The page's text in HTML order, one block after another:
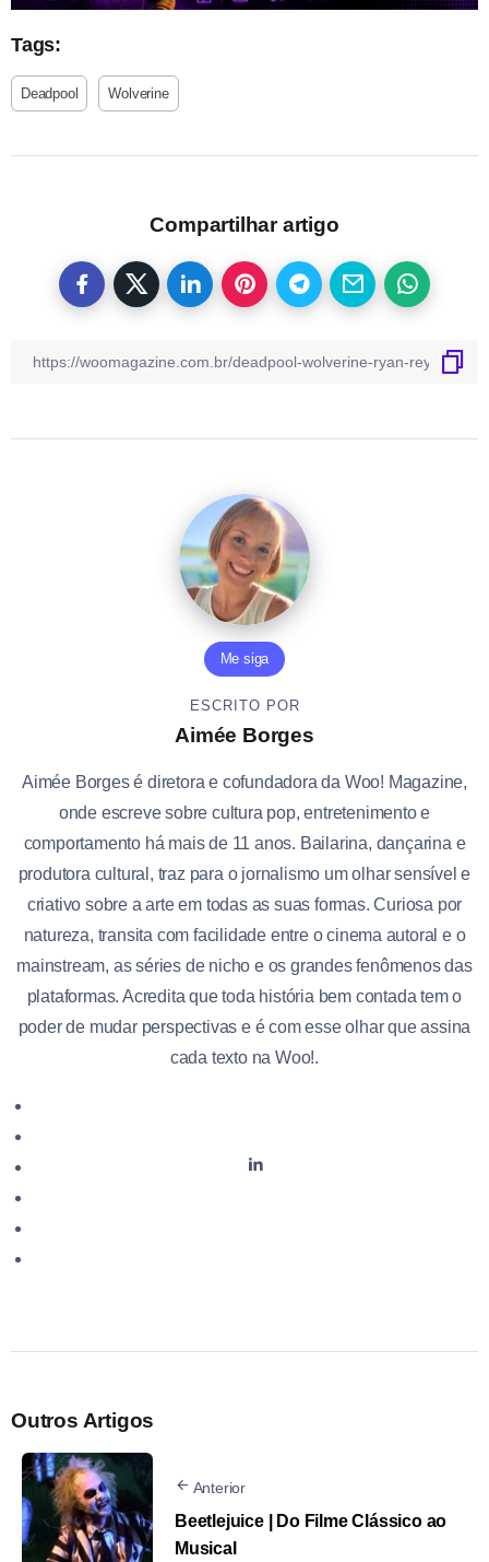
Tags:
Deadpool Wolverine
Compartilhar artigo
Me siga
ESCRITO POR
Aimée Borges
Aimée Borges é diretora e cofundadora da Woo! Magazine,
onde escreve sobre cultura pop, entretenimento e
comportamento há mais de 11 anos. Bailarina, dançarina e
produtora cultural, traz para o jornalismo um olhar sensível e
criativo sobre a arte em todas as suas formas. Curiosa por
natureza, transita com facilidade entre o cinema autoral e o
mainstream, as séries de nicho e os grandes fenômenos das
plataformas. Acredita que toda história bem contada tem o
poder de mudar perspectivas e é com esse olhar que assina
cada texto na Woo!.
Outros Artigos
Anterior
Beetlejuice | Do Filme Clássico ao
Musical